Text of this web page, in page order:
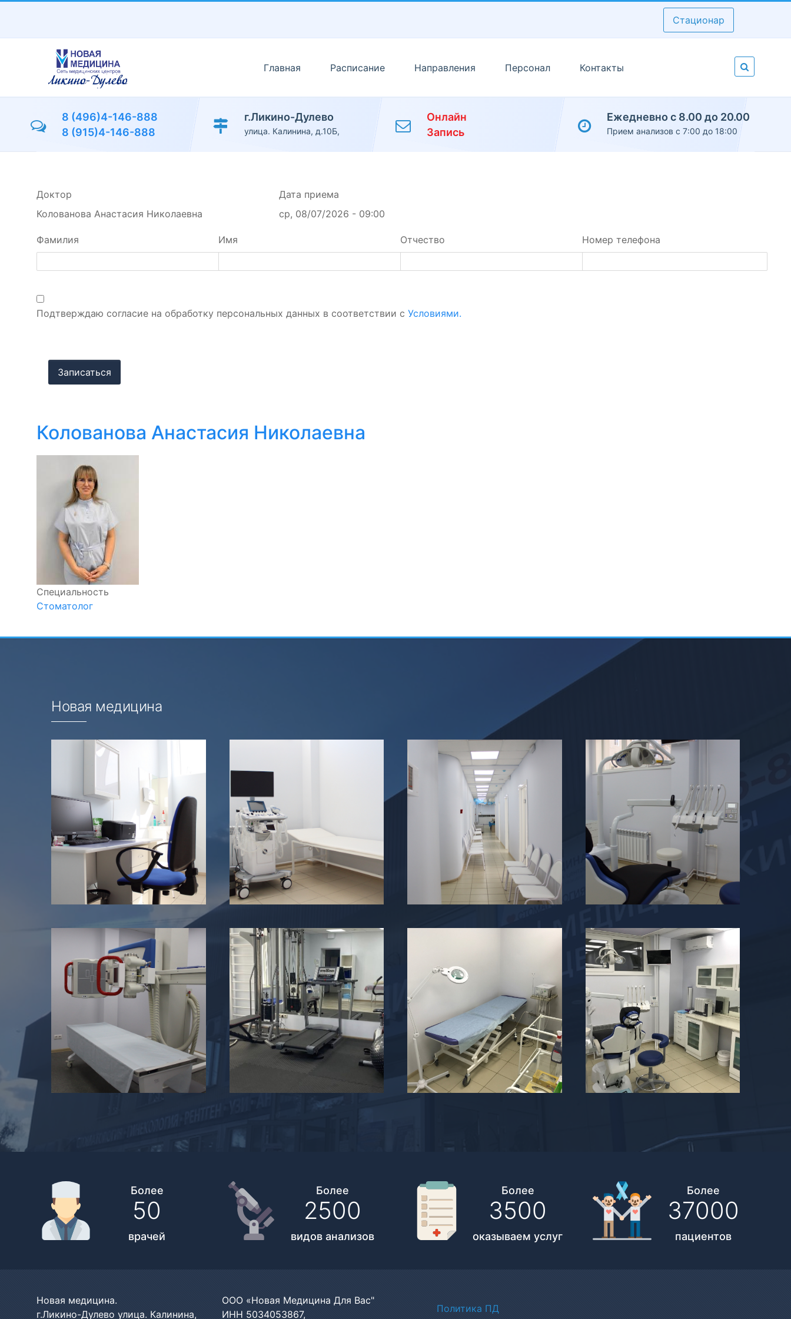
основному
содержанию
Стационар
Главная Расписание Направления Персонал Контакты
8 (496)4-146-888
8 (915)4-146-888
г.Ликино-Дулево
улица. Калинина, д.10Б,
Онлайн
Запись
Ежедневно с 8.00 до 20.00
Прием анализов с 7:00 до 18:00
Доктор
Колованова Анастасия Николаевна
Дата приема
ср, 08/07/2026 - 09:00
Фамилия Имя Отчество Номер телефона
Подтверждаю согласие на обработку персональных данных в соответствии с Условиями.
Колованова Анастасия Николаевна
Специальность
Стоматолог
Новая медицина
Более
50
врачей
Более
2500
видов анализов
Более
3500
оказываем услуг
Более
37000
пациентов
Новая медицина.
г.Ликино-Дулево улица. Калинина,
ООО «Новая Медицина Для Вас"
ИНН 5034053867,
Политики
Политика ПД